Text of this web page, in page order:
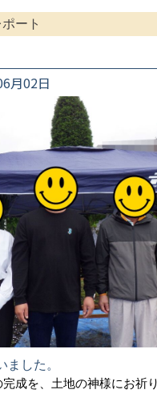
ート
月02日
ました。
成を、土地の神様にお祈